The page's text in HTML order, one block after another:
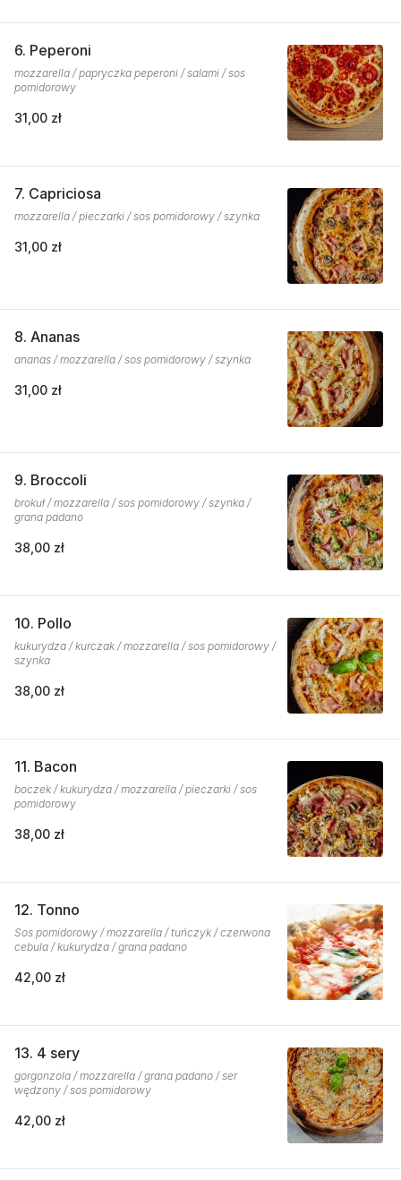
6. Peperoni
mozzarella / papryczka peperoni / salami / sos
pomidorowy
31,00 zł
7. Capriciosa
mozzarella / pieczarki / sos pomidorowy / szynka
31,00 zł
8. Ananas
ananas / mozzarella / sos pomidorowy / szynka
31,00 zł
9. Broccoli
brokuł / mozzarella / sos pomidorowy / szynka /
grana padano
38,00 zł
10. Pollo
kukurydza / kurczak / mozzarella / sos pomidorowy /
szynka
38,00 zł
11. Bacon
boczek / kukurydza / mozzarella / pieczarki / sos
pomidorowy
38,00 zł
12. Tonno
Sos pomidorowy / mozzarella / tuńczyk / czerwona
cebula / kukurydza / grana padano
42,00 zł
13. 4 sery
gorgonzola / mozzarella / grana padano / ser
wędzony / sos pomidorowy
42,00 zł